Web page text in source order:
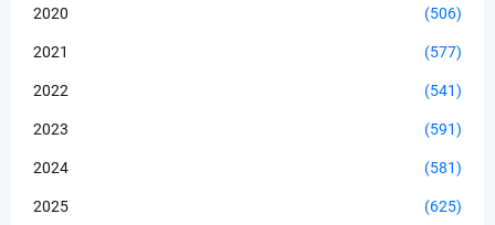
2020 (506)
2021 (577)
2022 (541)
2023 (591)
2024 (581)
2025 (625)